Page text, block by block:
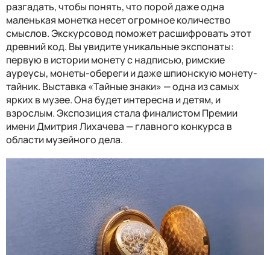
разгадать, чтобы понять, что порой даже одна
маленькая монетка несет огромное количество
смыслов. Экскурсовод поможет расшифровать этот
древний код. Вы увидите уникальные экспонаты:
первую в истории монету с надписью, римские
ауреусы, монеты-обереги и даже шпионскую монету-
тайник. Выставка «Тайные знаки» — одна из самых
ярких в музее. Она будет интересна и детям, и
взрослым. Экспозиция стала финалистом Премии
имени Дмитрия Лихачева — главного конкурса в
области музейного дела.